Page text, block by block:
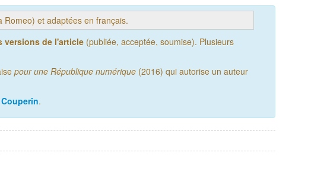
et adaptées en français.
versions de l'article (publiée, acceptée, soumise). Plusieurs
pour une République numérique (2016) qui autorise un auteur
.